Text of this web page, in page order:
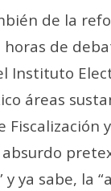
de la
horas de
Instituto
áreas
Fiscalización
y ya sabe, la